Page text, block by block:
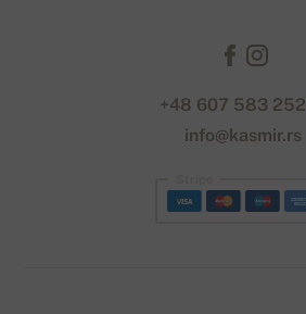
+48 607 583 252
info@kasmir.rs